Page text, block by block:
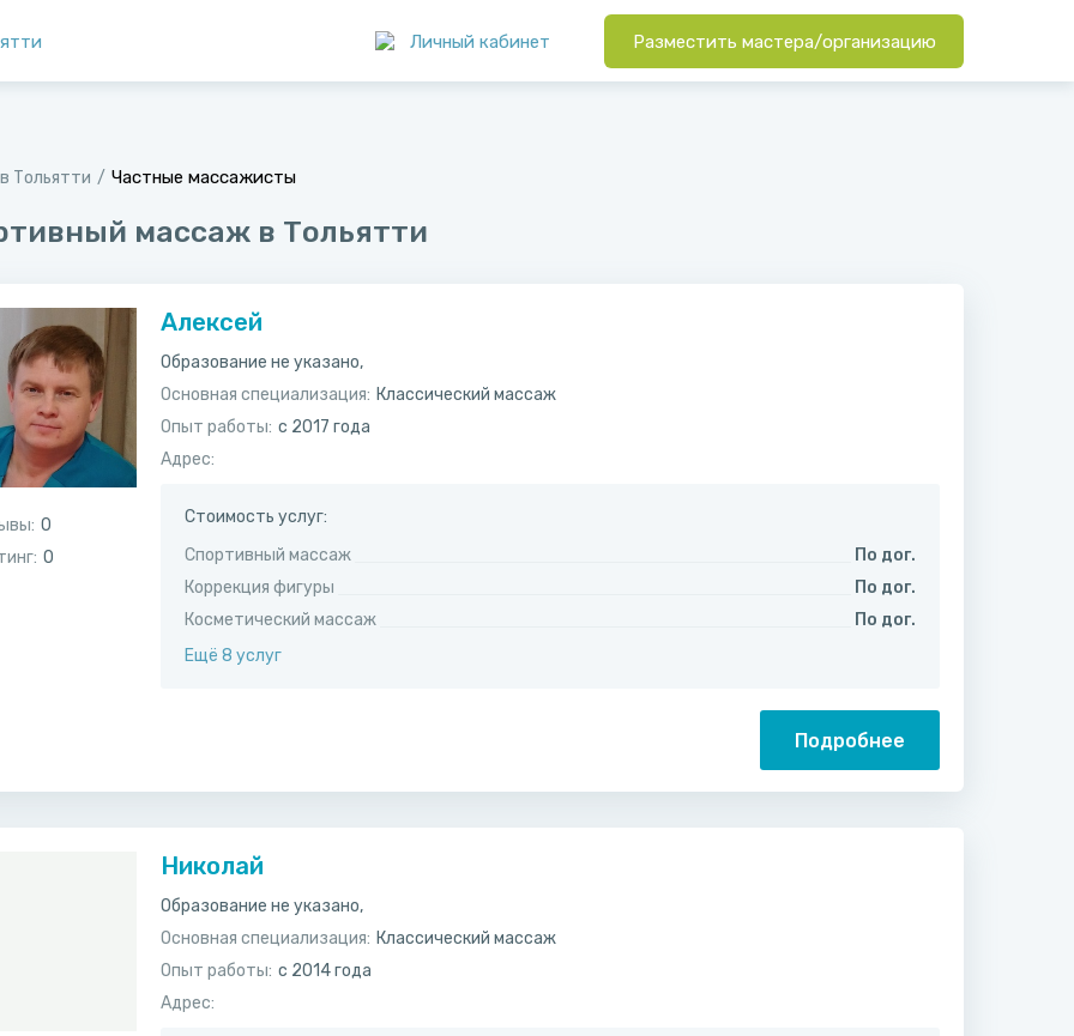
Личный кабинет Разместить мастера/организацию
Тольятти Частные массажисты
массаж в Тольятти
0
0
Алексей
Образование не указано,
Основная специализация: Классический массаж
Опыт работы: с 2017 года
Адрес:
Стоимость услуг:
Спортивный массаж
По дог.
Коррекция фигуры
По дог.
Косметический массаж
По дог.
Ещё 8 услуг
Подробнее
Николай
Образование не указано,
Основная специализация: Классический массаж
Опыт работы: с 2014 года
Адрес: